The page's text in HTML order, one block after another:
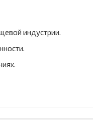
индустрии.